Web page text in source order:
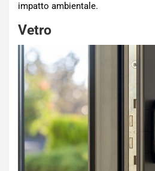
impatto ambientale.
Vetro